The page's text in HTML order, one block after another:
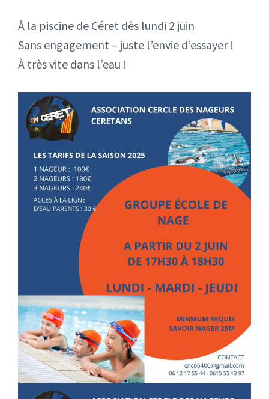
À la piscine de Céret dès lundi 2 juin
Sans engagement – juste l’envie d’essayer !
À très vite dans l’eau !